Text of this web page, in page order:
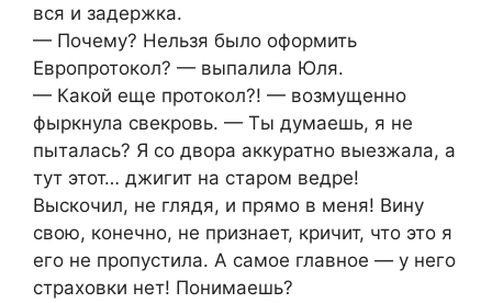
вся и задержка.
— Почему? Нельзя было оформить
Европротокол? — выпалила Юля.
— Какой еще протокол?! — возмущенно
фыркнула свекровь. — Ты думаешь, я не
пыталась? Я со двора аккуратно выезжала, а
тут этот… джигит на старом ведре!
Выскочил, не глядя, и прямо в меня! Вину
свою, конечно, не признает, кричит, что это я
его не пропустила. А самое главное — у него
страховки нет! Понимаешь?